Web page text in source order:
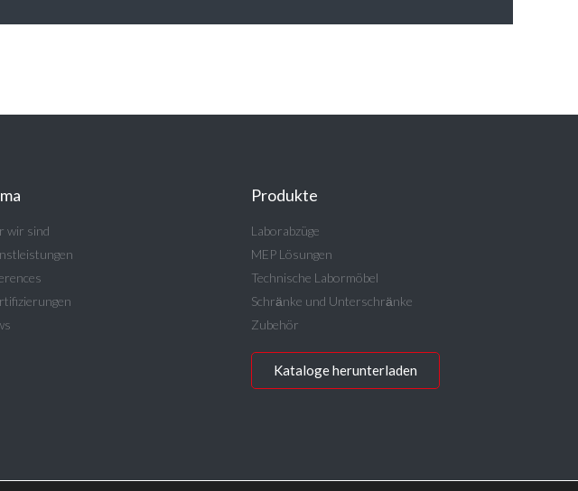
wir sind
Produkte
Laborabzüge
MEP Lösungen
Technische Labormöbel
Schrӓnke und Unterschrӓnke
Zubehör
Kataloge herunterladen